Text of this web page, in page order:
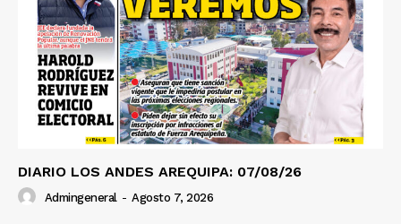
Diario los Andes
Nosotros
Contacto
Prensa
DIARIO LOS ANDES AREQUIPA: 07/08/26
Admingeneral - Agosto 7, 2026